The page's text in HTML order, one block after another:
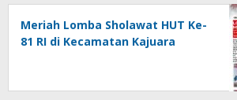
Meriah Lomba Sholawat HUT Ke-
81 RI di Kecamatan Kajuara